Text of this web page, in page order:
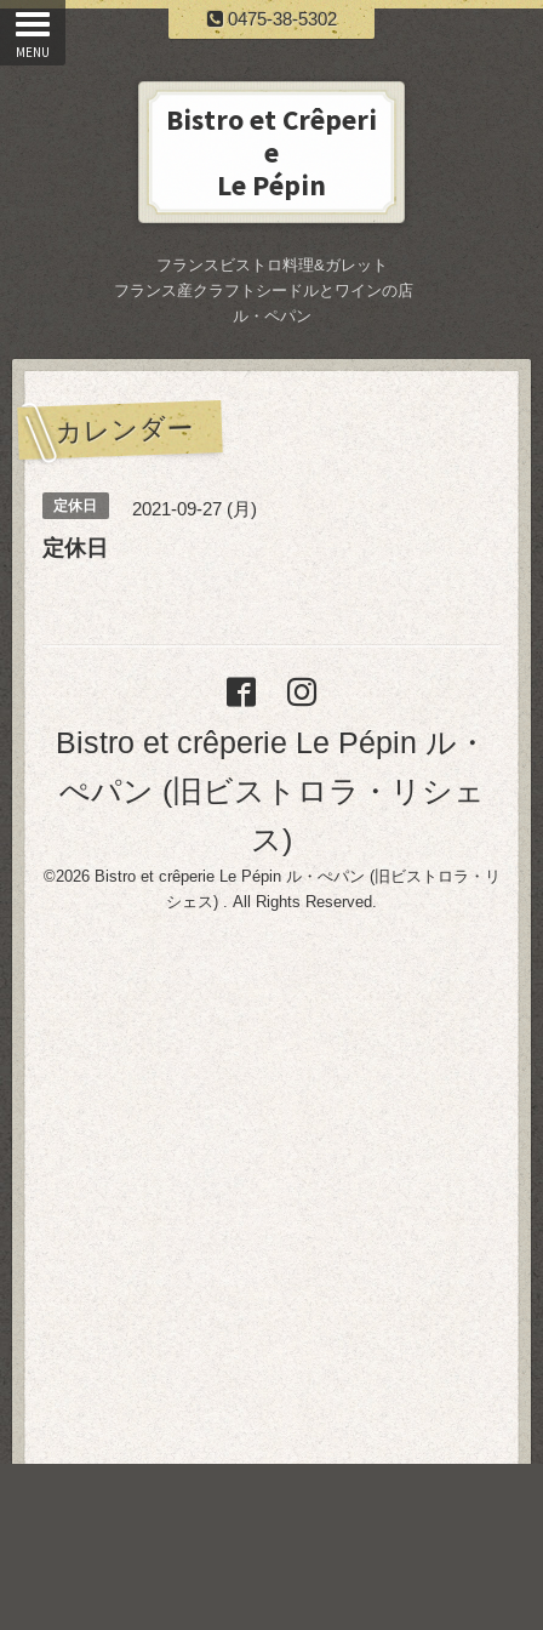
0475-38-5302
Bistro et Crêperi
e
Le Pépin
フランスビストロ料理&ガレット
フランス産クラフトシードルとワインの店
ル・ペパン
カレンダー
定休日 2021-09-27 (月)
定休日
Bistro et crêperie Le Pépin ル・
ぺパン (旧ビストロラ・リシェ
ス)
©2026 Bistro et crêperie Le Pépin ル・ぺパン (旧ビストロラ・リ
シェス)
. All Rights Reserved.